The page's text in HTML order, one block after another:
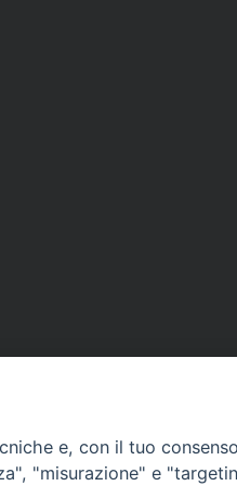
e, con il tuo
"misurazione" e